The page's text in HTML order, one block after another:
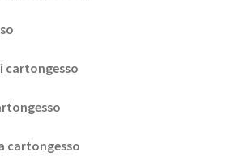
cartongesso
cartongesso